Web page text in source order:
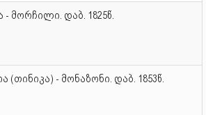
- მორჩილი. დაბ. 1825წ.
- მონაზონი. დაბ. 1853წ.